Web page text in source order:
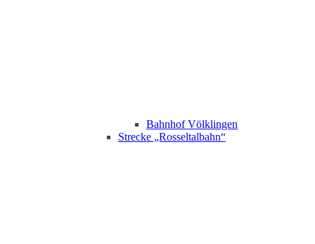
Bahnhof Völklingen
Strecke „Rosseltalbahn“